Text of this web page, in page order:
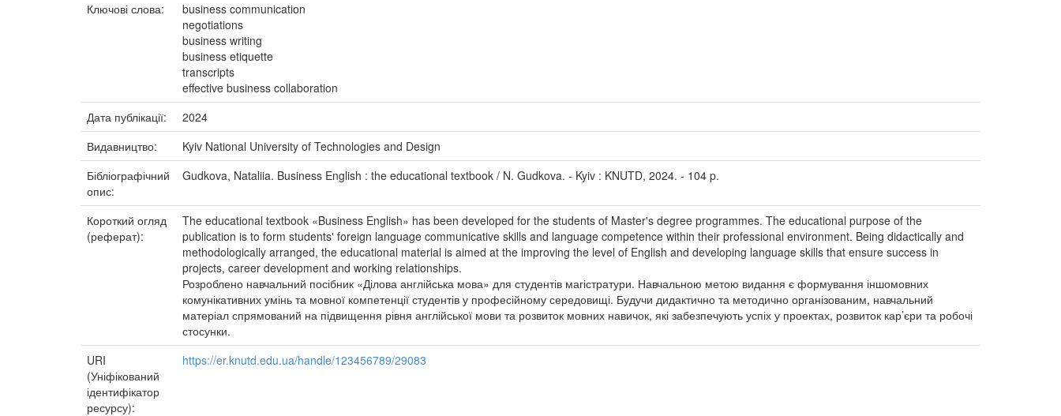
Ключові слова:
business communication
negotiations
business writing
business etiquette
transcripts
effective business collaboration
Дата публікації:
2024
Видавництво:
Kyiv National University of Technologies and Design
Бібліографічний
опис:
Gudkova, Nataliia. Business English : the educational textbook / N. Gudkova. - Kyiv : KNUTD, 2024. - 104 p.
Короткий огляд
(реферат):
The educational textbook «Business English» has been developed for the students of Master's degree programmes. The educational purpose of the
publication is to form students' foreign language communicative skills and language competence within their professional environment. Being didactically and
methodologically arranged, the educational material is aimed at the improving the level of English and developing language skills that ensure success in
projects, career development and working relationships.
Розроблено навчальний посібник «Ділова англійська мова» для студентів магістратури. Навчальною метою видання є формування іншомовних
комунікативних умінь та мовної компетенції студентів у професійному середовищі. Будучи дидактично та методично організованим, навчальний
матеріал спрямований на підвищення рівня англійської мови та розвиток мовних навичок, які забезпечують успіх у проектах, розвиток кар’єри та робочі
стосунки.
URI
(Уніфікований
ідентифікатор
ресурсу):
https://er.knutd.edu.ua/handle/123456789/29083